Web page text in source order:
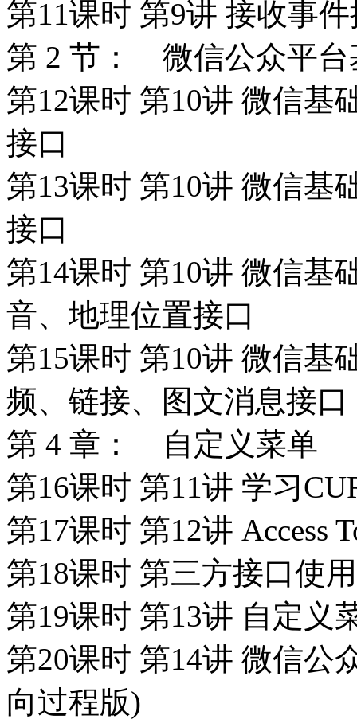
第11课时 第9讲 接收事
第 2 节： 微信公众平台
第12课时 第10讲 微信基
接口
第13课时 第10讲 微信基
接口
第14课时 第10讲 微信基
音、地理位置接口
第15课时 第10讲 微信基
频、链接、图文消息接口
第 4 章： 自定义菜单
第16课时 第11讲 学习
第17课时 第12讲 Access
第18课时 第三方接口使
第19课时 第13讲 自定义
第20课时 第14讲 微信公
向过程版)